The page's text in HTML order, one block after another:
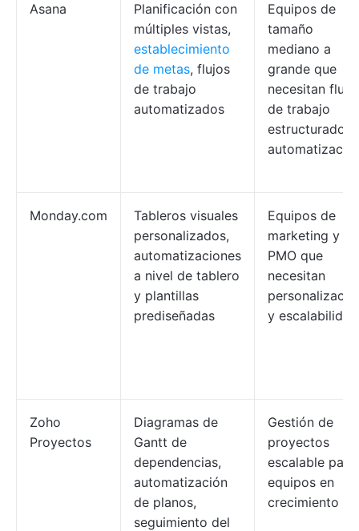
Asana
Planificación con
múltiples vistas,
establecimiento
de metas, flujos
de trabajo
automatizados
Equipos de
tamaño
mediano a
grande que
necesitan
de trabajo
estructurados
Monday.com
Tableros visuales
personalizados,
automatizaciones
a nivel de tablero
y plantillas
prediseñadas
Equipos de
marketing y
PMO que
necesitan
y escalabilidad
Zoho
Proyectos
Diagramas de
Gantt de
dependencias,
automatización
de planos,
seguimiento del
Gestión de
proyectos
escalable para
equipos en
crecimiento